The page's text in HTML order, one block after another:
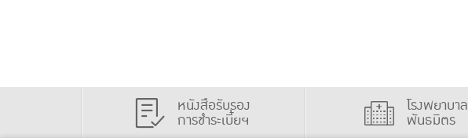
หนังสือรับรอง
การชำระเบี้ยฯ
โรงพยาบาล
พันธมิตร